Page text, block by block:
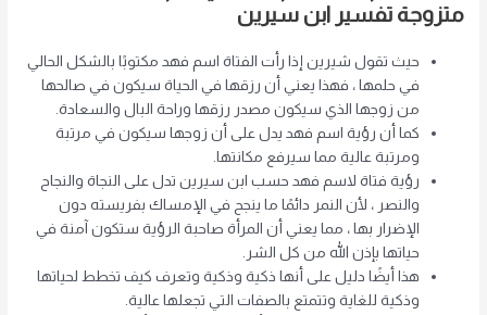
متزوجة تفسير ابن سيرين
حيث تقول شيرين إذا رأت الفتاة اسم فهد مكتوبًا بالشكل الحالي
في حلمها ، فهذا يعني أن رزقها في الحياة سيكون في صالحها
من زوجها الذي سيكون مصدر رزقها وراحة البال والسعادة.
كما أن رؤية اسم فهد يدل على أن زوجها سيكون في مرتبة
ومرتبة عالية مما سيرفع مكانتها.
رؤية فتاة لاسم فهد حسب ابن سيرين تدل على النجاة والنجاح
والنصر ، لأن النمر دائمًا ما ينجح في الإمساك بفريسته دون
الإضرار بها ، مما يعني أن المرأة صاحبة الرؤية ستكون آمنة في
حياتها بإذن الله من كل الشر.
هذا أيضًا دليل على أنها ذكية وذكية وتعرف كيف تخطط لحياتها
وذكية للغاية وتتمتع بالصفات التي تجعلها عالية.